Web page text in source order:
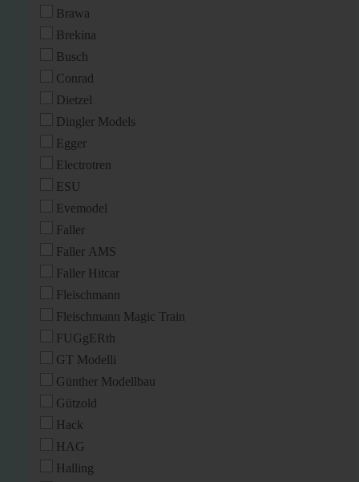
Brawa
Brekina
Busch
Conrad
Dietzel
Dingler Models
Egger
Electrotren
ESU
Evemodel
Faller
Faller AMS
Faller Hitcar
Fleischmann
Fleischmann Magic Train
FUGgERth
GT Modelli
Günther Modellbau
Gützold
Hack
HAG
Halling